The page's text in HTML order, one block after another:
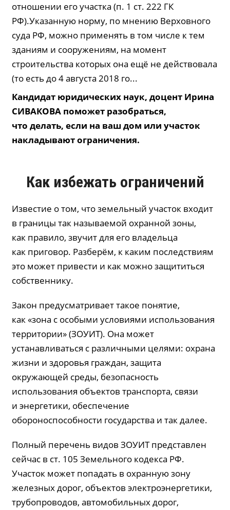
отношении его участка (п. 1 ст. 222 ГК
РФ).Указанную норму, по мнению Верховного
суда РФ, можно применять в том числе к тем
зданиям и сооружениям, на момент
строительства которых она ещё не действовала
(то есть до 4 августа 2018 го...
Кандидат юридических наук, доцент Ирина
СИВАКОВА поможет разобраться,
что делать, если на ваш дом или участок
накладывают ограничения.
Как избежать ограничений
Известие о том, что земельный участок входит
в границы так называемой охранной зоны,
как правило, звучит для его владельца
как приговор. Разберём, к каким последствиям
это может привести и как можно защититься
собственнику.
Закон предусматривает такое понятие,
как «зона с особыми условиями использования
территории» (ЗОУИТ). Она может
устанавливаться с различными целями: охрана
жизни и здоровья граждан, защита
окружающей среды, безопасность
использования объектов транспорта, связи
и энергетики, обеспечение
обороноспособности государства и так далее.
Полный перечень видов ЗОУИТ представлен
сейчас в ст. 105 Земельного кодекса РФ.
Участок может попадать в охранную зону
железных дорог, объектов электроэнергетики,
трубопроводов, автомобильных дорог,